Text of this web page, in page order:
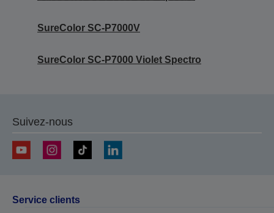
SureColor SC-P7000V
SureColor SC-P7000 Violet Spectro
Suivez-nous
Service clients